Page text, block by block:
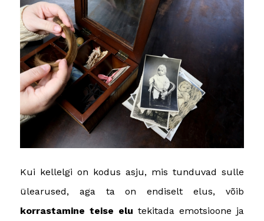
Kui kellelgi on kodus asju, mis tunduvad sulle
ülearused, aga ta on endiselt elus, võib
korrastamine teise elu tekitada emotsioone ja